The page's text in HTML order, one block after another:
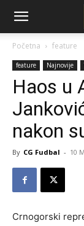
CG-
Fudbal
Početna feature
feature Najnovije
Haos u
nakon
By CG Fudbal - 10
Crnogorski